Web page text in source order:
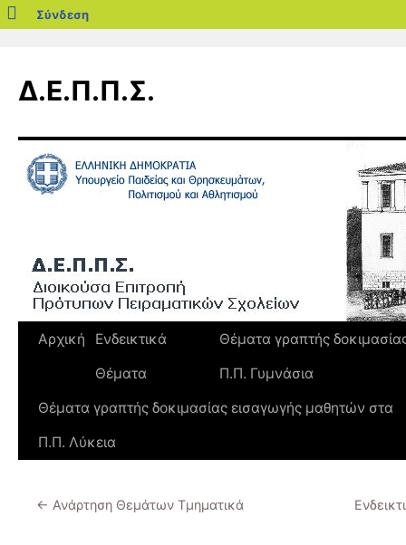
blogs.sch.gr
Σύνδεση
περιεχόμενο
Δ.Ε.Π.Π.Σ.
Αρχική
Ενδεικτικά
Θέματα
Θέματα γραπτής
Π.Π. Γυμνάσια
Θέματα γραπτής δοκιμασίας εισαγωγής μαθητών στα
Π.Π. Λύκεια
← Ανάρτηση Θεμάτων Τμηματικά